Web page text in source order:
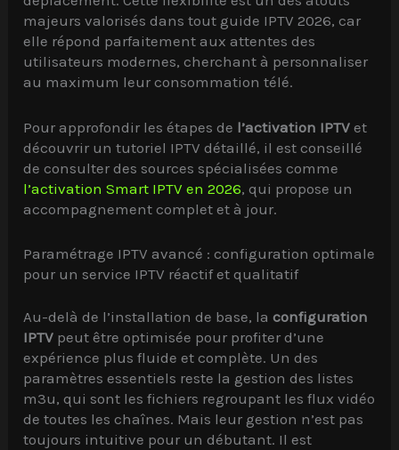
majeurs valorisés dans tout guide IPTV 2026, car
elle répond parfaitement aux attentes des
utilisateurs modernes, cherchant à personnaliser
au maximum leur consommation télé.
Pour approfondir les étapes de l’activation IPTV et
découvrir un tutoriel IPTV détaillé, il est conseillé
de consulter des sources spécialisées comme
l’activation Smart IPTV en 2026, qui propose un
accompagnement complet et à jour.
Paramétrage IPTV avancé : configuration optimale
pour un service IPTV réactif et qualitatif
Au-delà de l’installation de base, laconfiguration
IPTV peut être optimisée pour profiter d’une
expérience plus fluide et complète. Un des
paramètres essentiels reste la gestion des listes
m3u, qui sont les fichiers regroupant les flux vidéo
de toutes les chaînes. Mais leur gestion n’est pas
toujours intuitive pour un débutant. Il est